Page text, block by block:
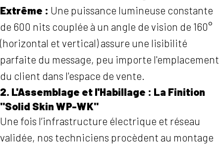
Extrême : Une puissance lumineuse constante
de 600 nits couplée à un angle de vision de 160°
(horizontal et vertical) assure une lisibilité
parfaite du message, peu importe l'emplacement
du client dans l'espace de vente.
2. L'Assemblage et l'Habillage : La Finition
"Solid Skin WP-WK"
Une fois l’infrastructure électrique et réseau
validée, nos techniciens procèdent au montage